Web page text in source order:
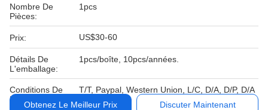
Nombre De
Pièces:
1pcs
Prix: US$30-60
Détails De
L'emballage:
1pcs/boîte, 10pcs/années.
Conditions De
Paiement:
T/T, Paypal, Western Union, L/C, D/A, D/P, D/A
Obtenez Le Meilleur Prix
Discuter Maintenant